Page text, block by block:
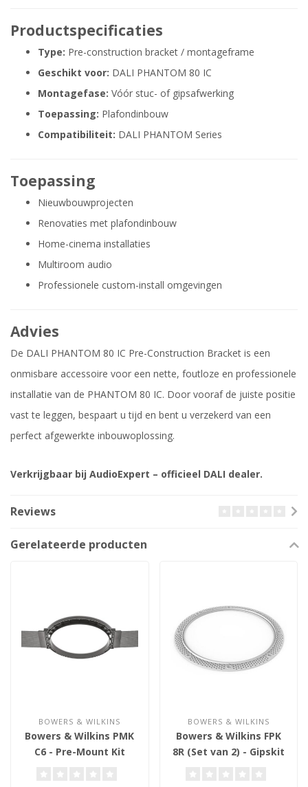
Productspecificaties
Type: Pre-construction bracket / montageframe
Geschikt voor: DALI PHANTOM 80 IC
Montagefase: Vóór stuc- of gipsafwerking
Toepassing: Plafondinbouw
Compatibiliteit: DALI PHANTOM Series
Toepassing
Nieuwbouwprojecten
Renovaties met plafondinbouw
Home-cinema installaties
Multiroom audio
Professionele custom-install omgevingen
Advies
De DALI PHANTOM 80 IC Pre-Construction Bracket is een
onmisbare accessoire voor een nette, foutloze en professionele
installatie van de PHANTOM 80 IC. Door vooraf de juiste positie
vast te leggen, bespaart u tijd en bent u verzekerd van een
perfect afgewerkte inbouwoplossing.
Verkrijgbaar bij AudioExpert – officieel DALI dealer.
Reviews
Gerelateerde producten
BOWERS & WILKINS
Bowers & Wilkins PMK
C6 - Pre-Mount Kit
BOWERS & WILKINS
Bowers & Wilkins FPK
8R (Set van 2) - Gipskit